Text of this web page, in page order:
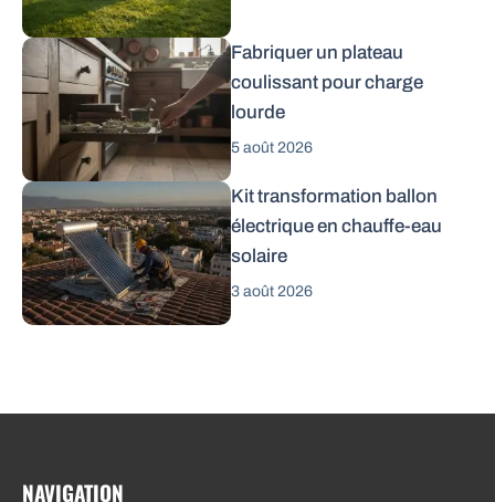
Fabriquer un plateau
coulissant pour charge
lourde
5 août 2026
Kit transformation ballon
électrique en chauffe-eau
solaire
3 août 2026
NAVIGATION